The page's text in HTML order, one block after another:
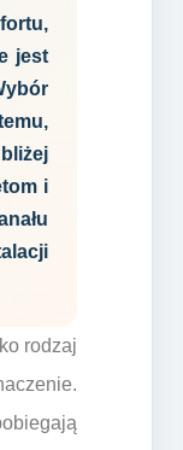
jest
i
rodzaj